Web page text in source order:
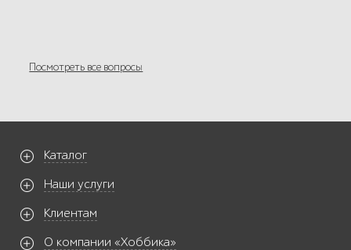
Посмотреть все вопросы
Каталог
Наши услуги
Клиентам
О компании «Хоббика»